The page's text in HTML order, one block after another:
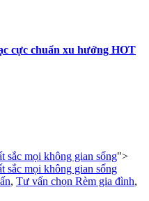
cực chuẩn xu hướng HOT
sắc mọi không gian sống">
sắc mọi không gian sống
, Tư vấn chọn Rèm gia đình,